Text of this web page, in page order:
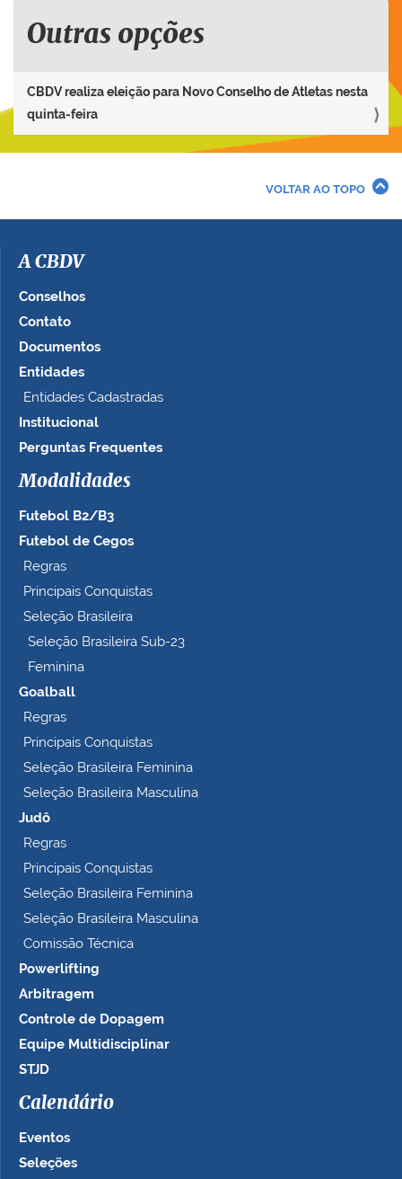
Outras opções
CBDV realiza eleição para Novo Conselho de Atletas nesta
quinta-feira
VOLTAR AO TOPO
A CBDV
Conselhos
Contato
Documentos
Entidades
Entidades Cadastradas
Institucional
Perguntas Frequentes
Modalidades
Futebol B2/B3
Futebol de Cegos
Regras
Principais Conquistas
Seleção Brasileira
Seleção Brasileira Sub-23
Feminina
Goalball
Regras
Principais Conquistas
Seleção Brasileira Feminina
Seleção Brasileira Masculina
Judô
Regras
Principais Conquistas
Seleção Brasileira Feminina
Seleção Brasileira Masculina
Comissão Técnica
Powerlifting
Arbitragem
Controle de Dopagem
Equipe Multidisciplinar
STJD
Calendário
Eventos
Seleções